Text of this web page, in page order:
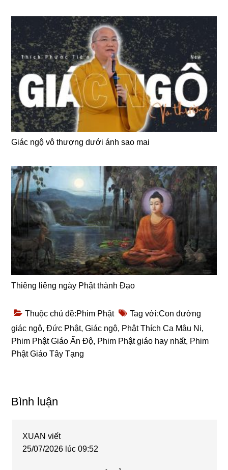
Giác ngộ vô thượng dưới ánh sao mai
Thiêng liêng ngày Phật thành Đạo
Thuộc chủ đề:Phim Phật Tag với:Con đường
giác ngộ,Đức Phật,Giác ngộ, Phật Thích Ca Mâu Ni,
Phim Phật Giáo Ấn Độ, Phim Phật giáo hay nhất, Phim
Phật Giáo Tây Tạng
Reader
Bình luận
XUAN viết
25/07/2026 lúc 09:52